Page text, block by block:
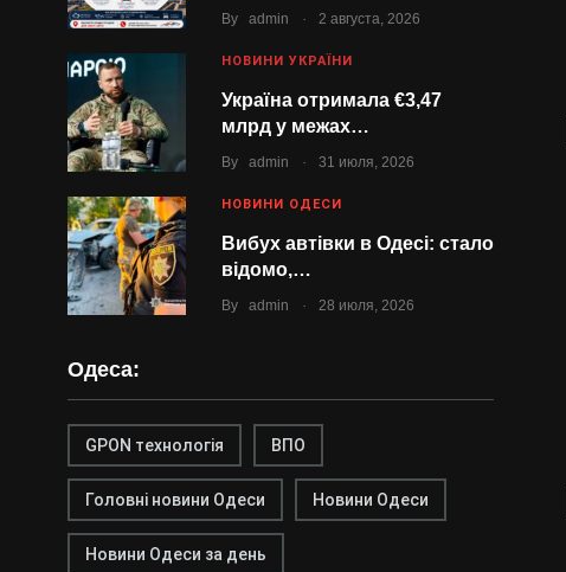
By admin . 2 августа, 2026
НОВИНИ УКРАЇНИ
Україна отримала €3,47
млрд у межах…
By admin . 31 июля, 2026
НОВИНИ ОДЕСИ
Вибух автівки в Одесі: стало
відомо,…
By admin . 28 июля, 2026
Одеса:
GPON технологія ВПО
Головні новини Одеси Новини Одеси
Новини Одеси за день